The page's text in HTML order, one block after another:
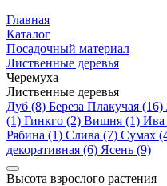
Главная
Каталог
Посадочный материал
Лиственные деревья
Черемуха
Лиственные деревья
Дуб (8) Береза Плакучая (16)
(1) Гинкго (2) Вишня (1) Ива
Рябина (1) Слива (7) Сумах
декоративная (6) Ясень (9)
Высота взрослого растения